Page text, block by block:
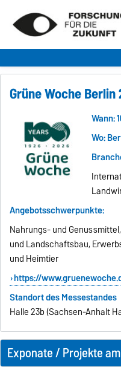
Grüne Woche Berlin
Wann:
Wo:
Angebotsschwerpunkte:
Nahrungs- und
und Landschaftsbau,
und Heimtier
https://
Standort des Messestandes
Halle 23b (Sachsen-Anhalt
Exponate / Projekte